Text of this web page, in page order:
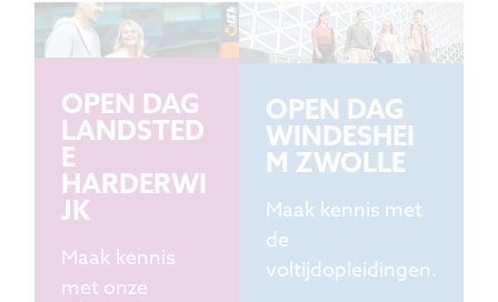
OPEN DAG
LANDSTED
E
HARDERWI
JK
Maak kennis
met onze
OPEN DAG
WINDESHEI
M ZWOLLE
Maak kennis met
de
voltijdopleidingen.